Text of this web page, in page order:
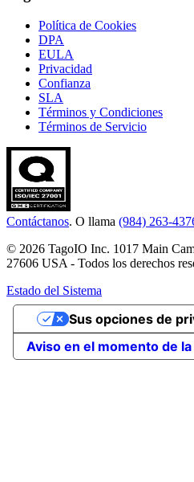
Política de Cookies
DPA
EULA
Privacidad
Confianza
SLA
Términos y Condiciones
Términos de Servicio
Contáctanos. O llama (984) 263-
© 2026 TagoIO Inc. 1017 Main
27606 USA - Todos los derechos
Estado del Sistema
Aviso en el momento de
Sus opciones de